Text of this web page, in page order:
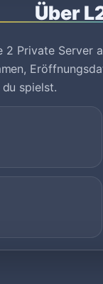
Über
2 Private Server
spielst.